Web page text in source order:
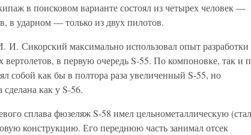
в поисковом варианте состоял из четырех человек —
в ударном — только из двух пилотов.
Сикорский максимально использовал опыт разработки
в первую очередь S-55. По компоновке, так и
собой как бы в полтора раза увеличенный S-55, но
как у S-56.
сплава фюзеляж S-58 имел цельнометаллическую
конструкцию. Его переднюю часть занимал отсек